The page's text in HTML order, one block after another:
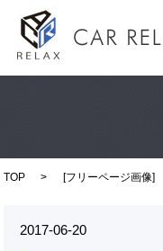
TOP [フリーページ画像]
2017-06-20